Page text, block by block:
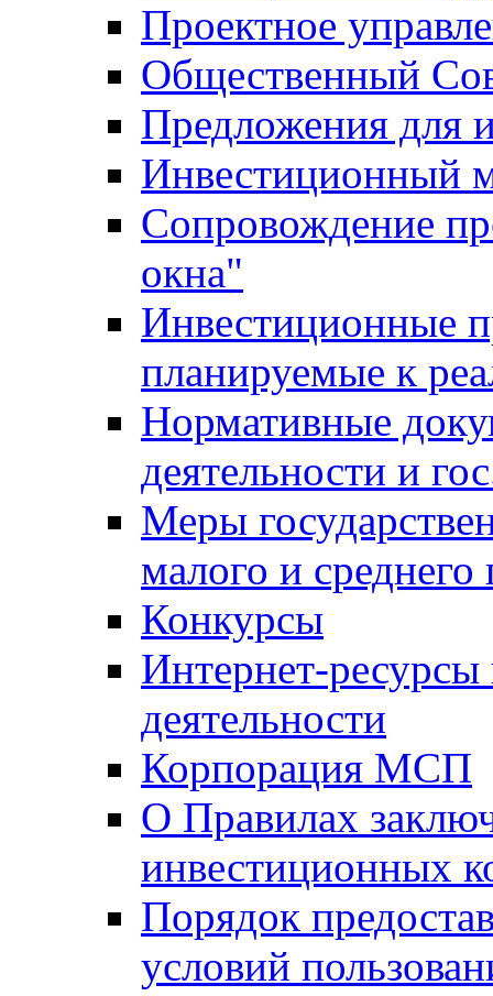
Проектное
Общественный
Предложения для
Инвестиционный
Сопровождение
окна"
Инвестиционные
планируемые к
Нормативные
деятельности и
Меры
малого и среднего
Конкурсы
Интернет-
деятельности
Корпорация МСП
О Правилах
инвестиционных
Порядок
условий